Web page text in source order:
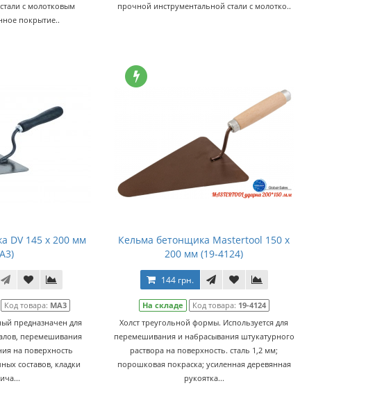
с молотковым
покрытие..
прочной инструментальной стали с молотко..
DV 145 x 200 мм
Код товара: МА3
предназначен для
перемешивания
на поверхность
составов, кладки
Кельма бетонщика Mastertool 150 x
200 мм (19-4124)
144 грн.
На складе Код товара: 19-4124
Холст треугольной формы. Используется для
перемешивания и набрасывания штукатурного
раствора на поверхность. сталь 1,2 мм;
порошковая покраска; усиленная деревянная
рукоятка...